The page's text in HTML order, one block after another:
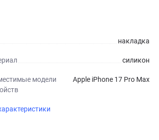
накладка
силикон
модели
Apple iPhone 17 Pro Max